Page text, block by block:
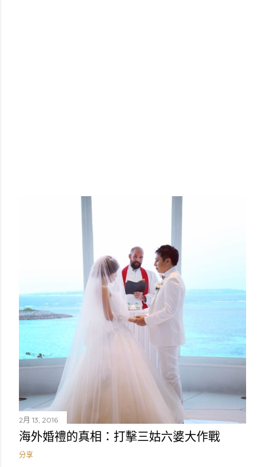
2月 13, 2016
海外婚禮的真相：打擊三姑六婆大作戰
分享